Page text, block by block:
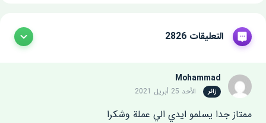
التعليقات 2826
Mohammad
زائر الأحد 25 أبريل 2021
ممتاز جدا يسلمو ايدي الي عملة وشكرا